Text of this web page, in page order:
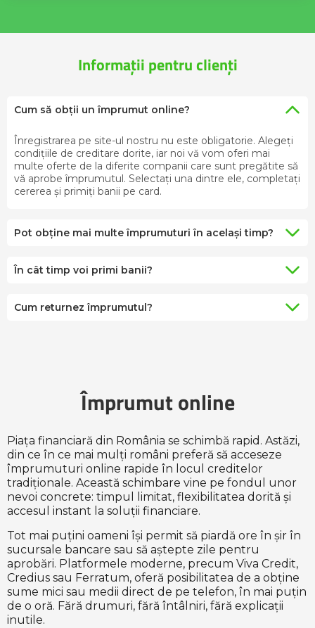
Informații pentru clienți
Cum să obții un împrumut online?
Înregistrarea pe site-ul nostru nu este obligatorie. Alegeți
condițiile de creditare dorite, iar noi vă vom oferi mai
multe oferte de la diferite companii care sunt pregătite să
vă aprobe împrumutul. Selectați una dintre ele, completați
cererea și primiți banii pe card.
Pot obține mai multe împrumuturi în același timp?
mai multe companii în același timp. Fiecare dintre ele va
lua o decizie independentă privind aprobarea
În cât timp voi primi banii?
completarea tuturor datelor necesare. Pregătiți din timp
buletinul și telefonul – veți avea nevoie de ele pentru a
Cum returnez împrumutul?
Împrumut online
Piața financiară din România se schimbă rapid. Astăzi,
din ce în ce mai mulți români preferă să acceseze
împrumuturi online rapide în locul creditelor
tradiționale. Această schimbare vine pe fondul unor
nevoi concrete: timpul limitat, flexibilitatea dorită și
accesul instant la soluții financiare.
Tot mai puțini oameni își permit să piardă ore în șir în
sucursale bancare sau să aștepte zile pentru
aprobări. Platformele moderne, precum Viva Credit,
Credius sau Ferratum, oferă posibilitatea de a obține
sume mici sau medii direct de pe telefon, în mai puțin
de o oră. Fără drumuri, fără întâlniri, fără explicații
inutile.